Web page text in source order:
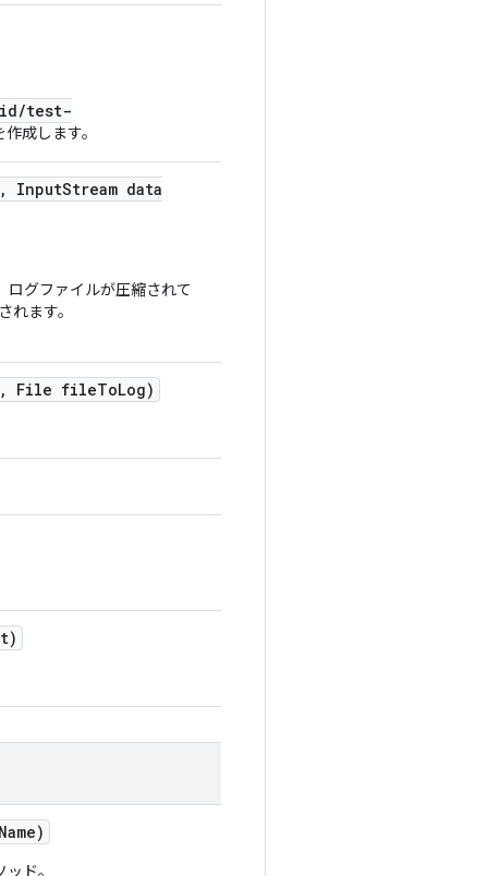
test-
成します。
, InputStream data
ログファイルが圧縮されて
ます。
, File fileToLog)
Name)
ド。